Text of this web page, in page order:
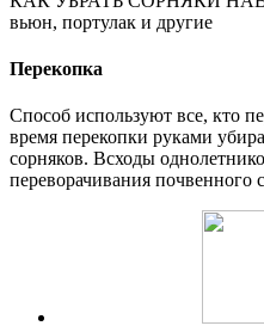
вьюн, портулак и другие
Перекопка
Способ используют все, кто
время перекопки руками
сорняков. Всходы
переворачивания почвенного